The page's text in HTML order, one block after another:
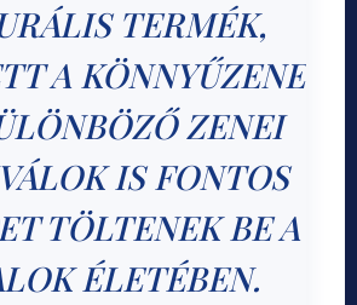
TERMÉK,
A KÖNNYŰZENE
ZENEI
IS FONTOS
TÖLTENEK BE A
ÉLETÉBEN.